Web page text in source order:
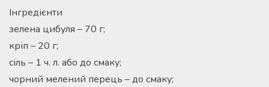
Інгредієнти
зелена цибуля – 70 г;
кріп – 20 г;
сіль – 1 ч. л. або до смаку;
чорний мелений перець – до смаку;